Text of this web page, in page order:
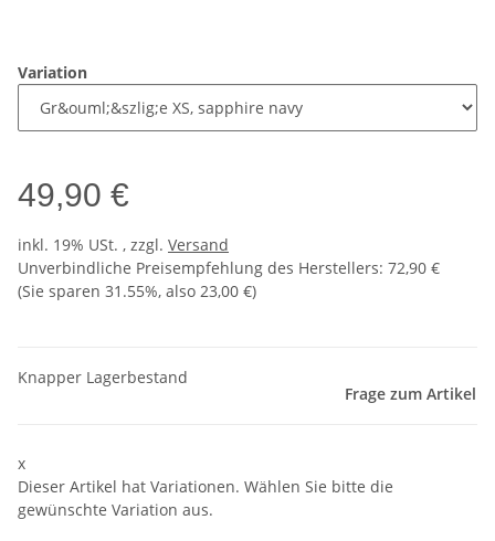
Variation
49,90 €
inkl. 19% USt. , zzgl. Versand
Unverbindliche Preisempfehlung des Herstellers: 72,90 €
(Sie sparen 31.55%, also 23,00 €)
Knapper Lagerbestand
Frage zum Artikel
x
Dieser Artikel hat Variationen. Wählen Sie bitte die
gewünschte Variation aus.